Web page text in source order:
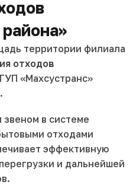
территории филиала
отходов
ГУП «Махсустранс»
.
в системе
отходами
эффективную
и дальнейшей